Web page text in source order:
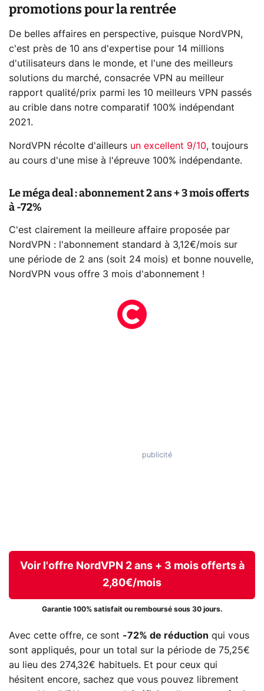
promotions pour la rentrée
De belles affaires en perspective, puisque NordVPN,
c'est près de 10 ans d'expertise pour 14 millions
d'utilisateurs dans le monde, et l'une des meilleurs
solutions du marché, consacrée VPN au meilleur
rapport qualité/prix parmi les 10 meilleurs VPN passés
au crible dans notre comparatif 100% indépendant
2021.
NordVPN récolte d'ailleurs un excellent 9/10, toujours
au cours d'une mise à l'épreuve 100% indépendante.
Le méga deal : abonnement 2 ans + 3 mois offerts
à -72%
C'est clairement la meilleure affaire proposée par
NordVPN : l'abonnement standard à 3,12€/mois sur
une période de 2 ans (soit 24 mois) et bonne nouvelle,
NordVPN vous offre 3 mois d'abonnement !
Voir l'offre NordVPN 2 ans + 3 mois offerts à
2,80€/mois
Garantie 100% satisfait ou remboursé sous 30 jours.
Avec cette offre, ce sont -72% de réduction qui vous
sont appliqués, pour un total sur la période de 75,25€
au lieu des 274,32€ habituels. Et pour ceux qui
hésitent encore, sachez que vous pouvez librement